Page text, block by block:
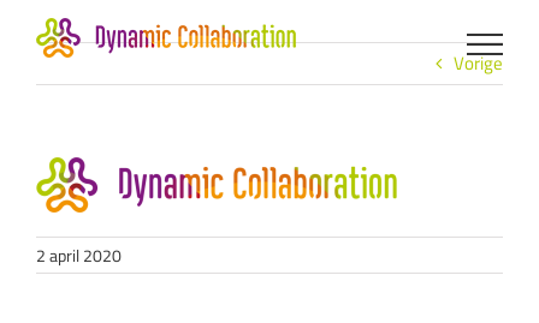
inhoud
Vorige
2 april 2020